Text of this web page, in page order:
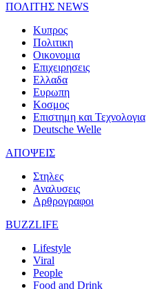
ΠΟΛΙΤΗΣ NEWS
Κυπρος
Πολιτικη
Οικονομια
Επιχειρησεις
Ελλαδα
Ευρωπη
Κοσμος
Επιστημη και Τεχνολογια
Deutsche Welle
ΑΠΟΨΕΙΣ
Στηλες
Αναλυσεις
Αρθρογραφοι
BUZZLIFE
Lifestyle
Viral
People
Food and Drink